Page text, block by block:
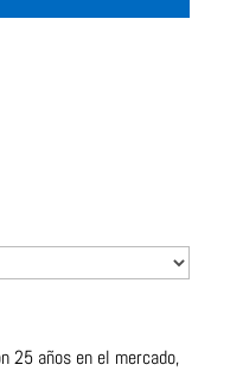
25 años en el mercado,